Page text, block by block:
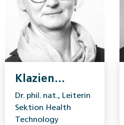
Klazien
Matter-
Walstra
Dr. phil. nat., Leiterin
Sektion Health
Technology